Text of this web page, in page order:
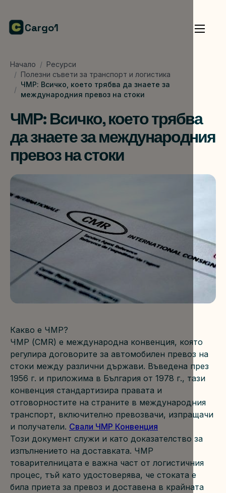
Cargo1
Начало / Ресурси
/ Полезни съвети за транспорт и логистика
/
ЧМР: Всичко, което трябва да знаете за
международния превоз на стоки
ЧМР: Всичко, което трябва
да знаете за международния
превоз на стоки
Какво е ЧМР?
ЧМР (CMR) е международна конвенция, която
регулира договорите за автомобилен превоз на
стоки между различни държави. Въведена през
1956 г. и приложима в България от 1978 г., тази
конвенция стандартизира правата и
отговорностите на страните в международния
транспорт, включително превозвачи, изпращачи
и получатели. Свали ЧМР Конвенция
Този документ служи и като доказателство за
изпълнението на доставката. ЧМР
товарителницата е важна част от логистичния
процес, тъй като удостоверява, че стоката е
била приета за превоз и доставена в крайната